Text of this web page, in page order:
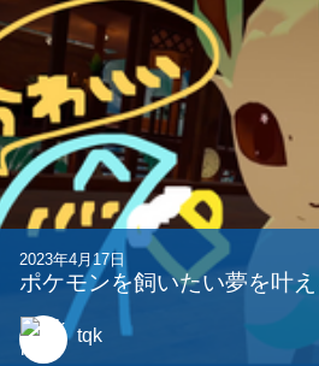
2023年4月17日
ポケモンを飼いたい夢を叶え
tqk